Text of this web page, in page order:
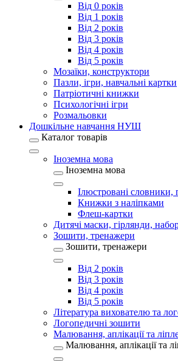
Від 0 років
Від 1 років
Від 2 років
Від 3 років
Від 4 років
Від 5 років
Мозаїки, конструктори
Пазли, ігри, навчальні картки
Патріотичні книжки
Психологічні ігри
Розмальовки
Дошкільне навчання НУШ
Каталог товарів
Іноземна мова
Іноземна мова
Ілюстровані словники,
Книжки з наліпками
Флеш-картки
Дитячі маски, гірлянди,
Зошити, тренажери
Зошити, тренажери
Від 2 років
Від 3 років
Від 4 років
Від 5 років
Література вихователю та
Логопедичні зошити
Малювання, аплікації та
Малювання, аплікації та